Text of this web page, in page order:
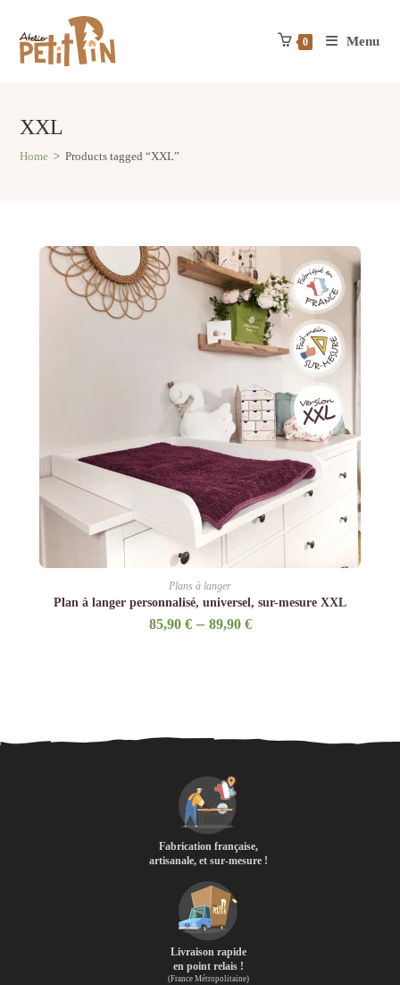
content
0 Menu
XXL
Home > Products tagged “XXL”
Plans à langer
Plan à langer personnalisé, universel, sur-mesure XXL
85,90 €– 89,90 €
Fabrication française,
artisanale, et sur-mesure !
Livraison rapide
en point relais !
(France Métropolitaine)